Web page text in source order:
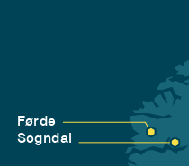
Førde
Sogndal